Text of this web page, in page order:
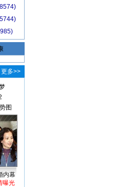
更多>>
图
内幕
曝光